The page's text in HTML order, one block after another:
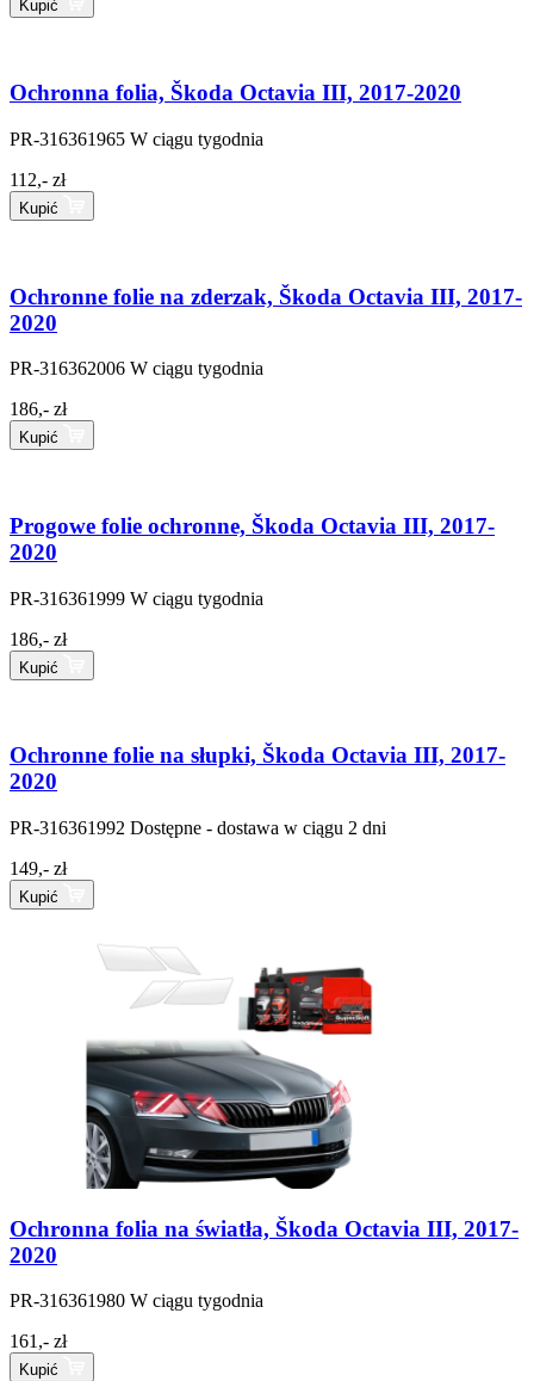
Kupić
Ochronna folia, Škoda Octavia III, 2017-2020
PR-316361965 W ciągu tygodnia
112,- zł
Kupić
Ochronne folie na zderzak, Škoda Octavia III, 2017-
2020
PR-316362006 W ciągu tygodnia
186,- zł
Kupić
Progowe folie ochronne, Škoda Octavia III, 2017-
2020
PR-316361999 W ciągu tygodnia
186,- zł
Kupić
Ochronne folie na słupki, Škoda Octavia III, 2017-
2020
PR-316361992 Dostępne - dostawa w ciągu 2 dni
149,- zł
Kupić
Ochronna folia na światła, Škoda Octavia III, 2017-
2020
PR-316361980 W ciągu tygodnia
161,- zł
Kupić